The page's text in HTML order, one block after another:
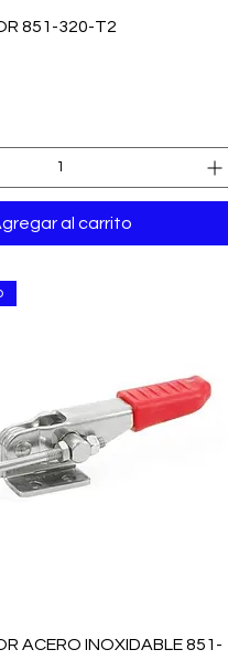
851-320-T2
al carrito
ACERO INOXIDABLE 851-